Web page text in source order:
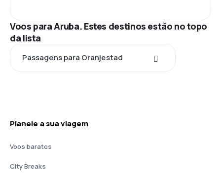
Voos para Aruba. Estes destinos estão no topo
da lista
Passagens para Oranjestad
Planeie a sua viagem
Voos baratos
City Breaks